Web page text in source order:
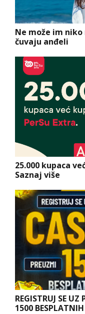
Ne može im
čuvaju anđeli
25.000 kupaca
Saznaj više
REGISTRUJ SE
1500